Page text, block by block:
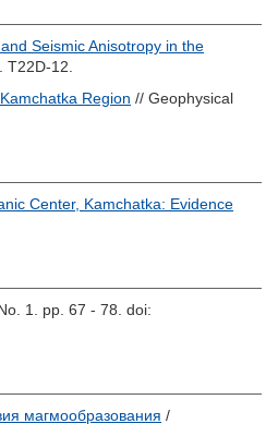
Seismic Anisotropy in the
12.
Region // Geophysical
Center, Kamchatka: Evidence
1. pp. 67 - 78. doi:
магмообразования /